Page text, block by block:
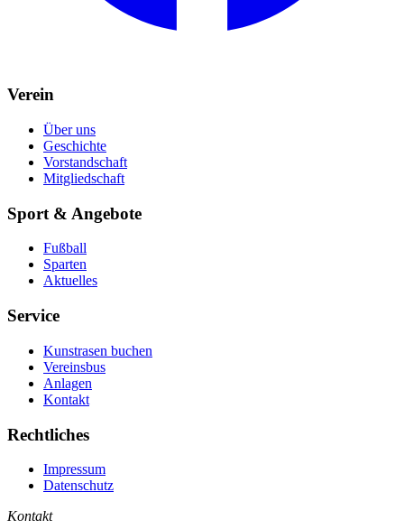
Verein
Über uns
Geschichte
Vorstandschaft
Mitgliedschaft
Sport & Angebote
Fußball
Sparten
Aktuelles
Service
Kunstrasen buchen
Vereinsbus
Anlagen
Kontakt
Rechtliches
Impressum
Datenschutz
Kontakt